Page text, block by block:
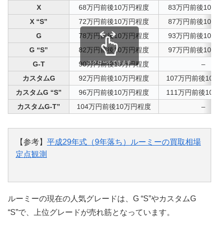
X
68万円前後10万円程度
83万円前後10
X “S”
72万円前後10万円程度
87万円前後10
G
78万円前後10万円程度
93万円前後10
G “S”
82万円前後10万円程度
97万円前後10
G-T
90万円前後10万円程度
–
カスタムG
92万円前後10万円程度
107万円前後10
カスタムG “S”
96万円前後10万円程度
111万円前後10
カスタムG-T”
104万円前後10万円程度 –
スクロールできます
【参考】 平成29年式（9年落ち）ルーミーの買取相場
定点観測
ルーミーの現在の人気グレードは、G “S”やカスタムG
“S”で、上位グレードが売れ筋となっています。